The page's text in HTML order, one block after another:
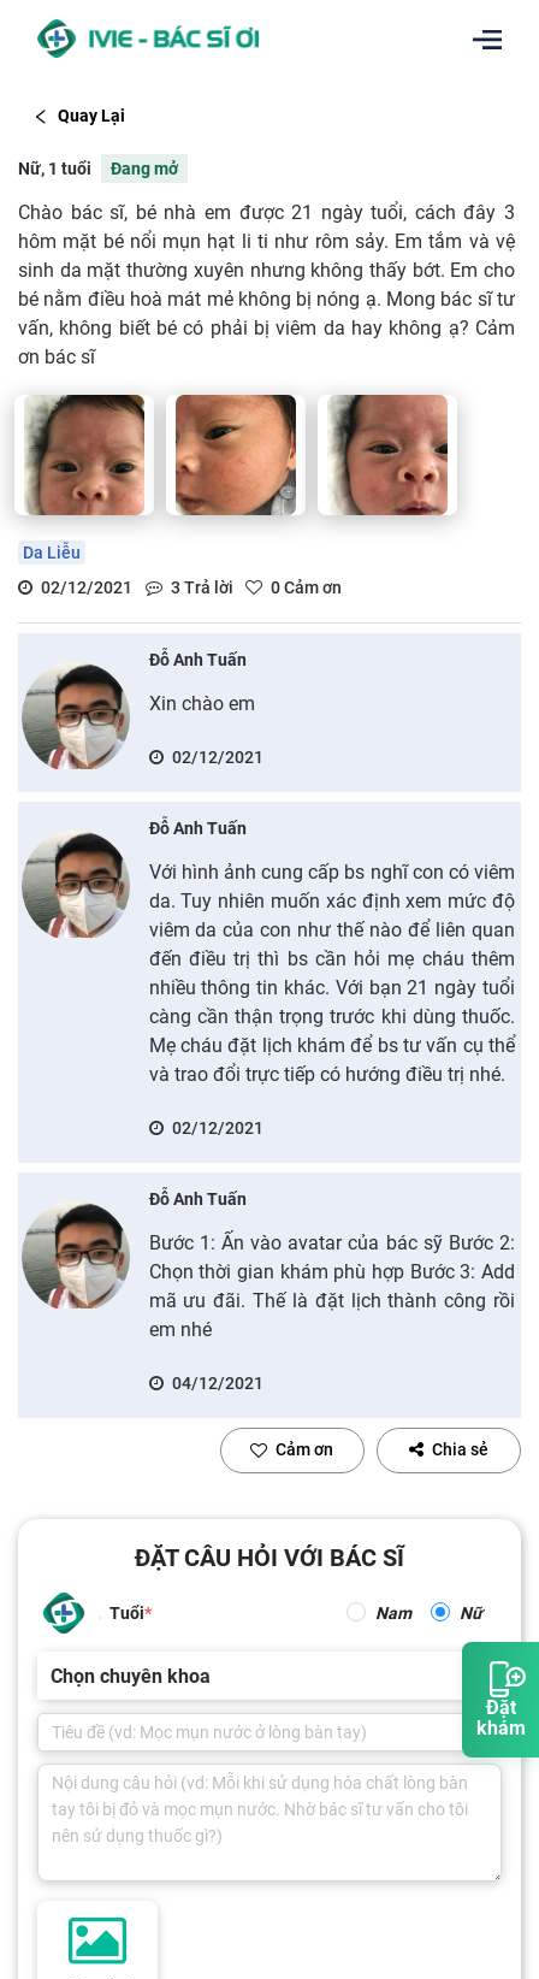
Đặt
khám
Quay Lại
Nữ, 1 tuổi Đang mở
Chào bác sĩ, bé nhà em được 21 ngày tuổi, cách đây 3
hôm mặt bé nổi mụn hạt li ti như rôm sảy. Em tắm và vệ
sinh da mặt thường xuyên nhưng không thấy bớt. Em cho
bé nằm điều hoà mát mẻ không bị nóng ạ. Mong bác sĩ tư
vấn, không biết bé có phải bị viêm da hay không ạ? Cảm
ơn bác sĩ
Da Liễu
02/12/2021
3 Trả lời 0Cảm ơn
Đỗ Anh Tuấn
Xin chào em
02/12/2021
Đỗ Anh Tuấn
Với hình ảnh cung cấp bs nghĩ con có viêm
da. Tuy nhiên muốn xác định xem mức độ
viêm da của con như thế nào để liên quan
đến điều trị thì bs cần hỏi mẹ cháu thêm
nhiều thông tin khác. Với bạn 21 ngày tuổi
càng cần thận trọng trước khi dùng thuốc.
Mẹ cháu đặt lịch khám để bs tư vấn cụ thể
và trao đổi trực tiếp có hướng điều trị nhé.
02/12/2021
Đỗ Anh Tuấn
Bước 1: Ấn vào avatar của bác sỹ Bước 2:
Chọn thời gian khám phù hợp Bước 3: Add
mã ưu đãi. Thế là đặt lịch thành công rồi
em nhé
04/12/2021
Cảm ơn Chia sẻ
ĐẶT CÂU HỎI VỚI BÁC SĨ
Tuổi Nam Nữ
Chọn chuyên khoa